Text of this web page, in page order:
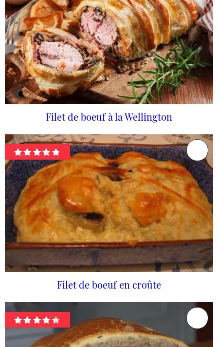
Filet de boeuf à la Wellington
Filet de boeuf en croûte